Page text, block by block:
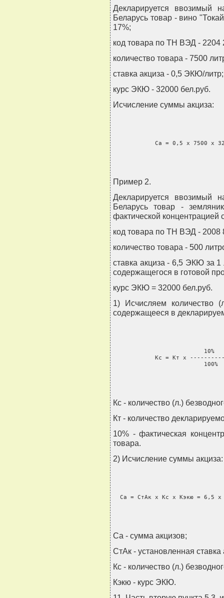
Декларируется ввозимый
Беларусь товар - вино
17%;
код товара по ТН ВЭД - 2204
количество товара - 7500
ставка акциза - 0,5 ЭКЮ/литр;
курс ЭКЮ - 32000 бел.руб.
Исчисление суммы акциза:
Са = 0,5 x 7500 x
Пример 2.
Декларируется ввозимый
Беларусь товар -
фактической концентрацией
код товара по ТН ВЭД - 2008
количество товара - 500
ставка акциза - 6,5 ЭКЮ за 1
содержащегося в готовой
курс ЭКЮ = 32000 бел.руб.
1) Исчисляем количество
содержащееся в
                          10%
Кс = Кт x
                          100%
Кс - количество (л.)
Кт - количество
10% - фактическая
товара.
2) Исчисление суммы акциза:
Са = СтАк x Кс x Кэкю = 6,5
Са - сумма акцизов;
СтАк - установленная
Кс - количество (л.)
Кэкю - курс ЭКЮ.